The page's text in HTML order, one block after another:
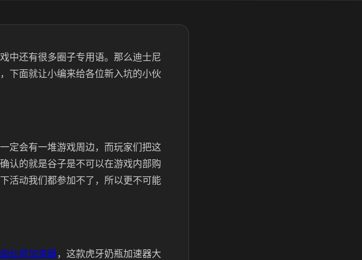
中还有很多圈子专用语。那么迪士尼
下面就让小编来给各位新入坑的小伙
定会有一堆游戏周边，而玩家们把这
认的就是谷子是不可以在游戏内部购
活动我们都参加不了，所以更不可能
仙境加速器，这款虎牙奶瓶加速器大